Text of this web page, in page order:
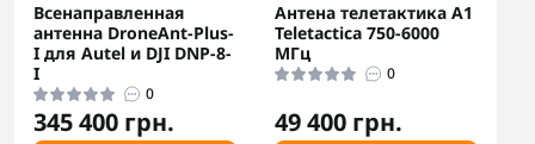
Всенаправленная
антенна DroneAnt-Plus-
I для Autel и DJI DNP-8-
I
0
345 400 грн.
Антена телетактика А1
Teletactica 750-6000
МГц
0
49 400 грн.